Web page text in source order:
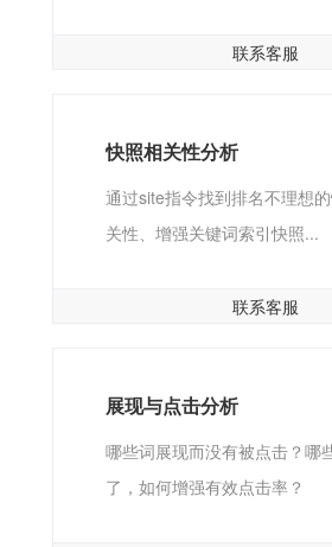
联系客服
快照相关性分析
通过site指令找到排名不理想
关性、增强关键词索引快照...
联系客服
展现与点击分析
哪些词展现而没有被点击？哪
了，如何增强有效点击率？